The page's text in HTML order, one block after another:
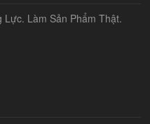
Làm Sản Phẩm Thật.